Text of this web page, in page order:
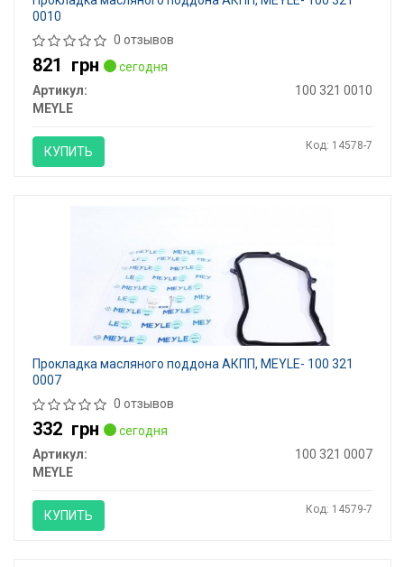
0010
0 отзывов
821 грн
сегодня
Артикул:
100 321 0010
MEYLE
КУПИТЬ Код: 14578-7
Прокладка масляного поддона АКПП, MEYLE- 100 321
0007
0 отзывов
332 грн
сегодня
Артикул:
100 321 0007
MEYLE
КУПИТЬ Код: 14579-7